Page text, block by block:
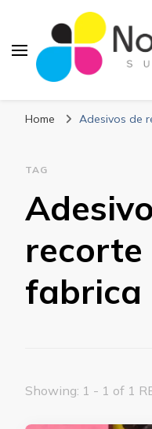
Home Adesivos de
TAG
fabrica
Showing: 1 - 1 of 1